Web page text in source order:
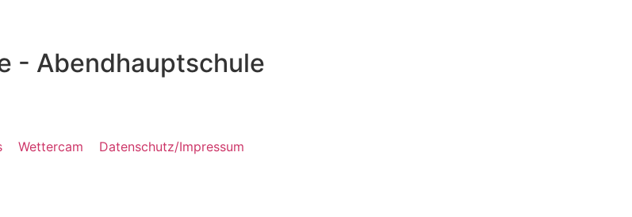
- Abendhauptschule
Wettercam Datenschutz/Impressum